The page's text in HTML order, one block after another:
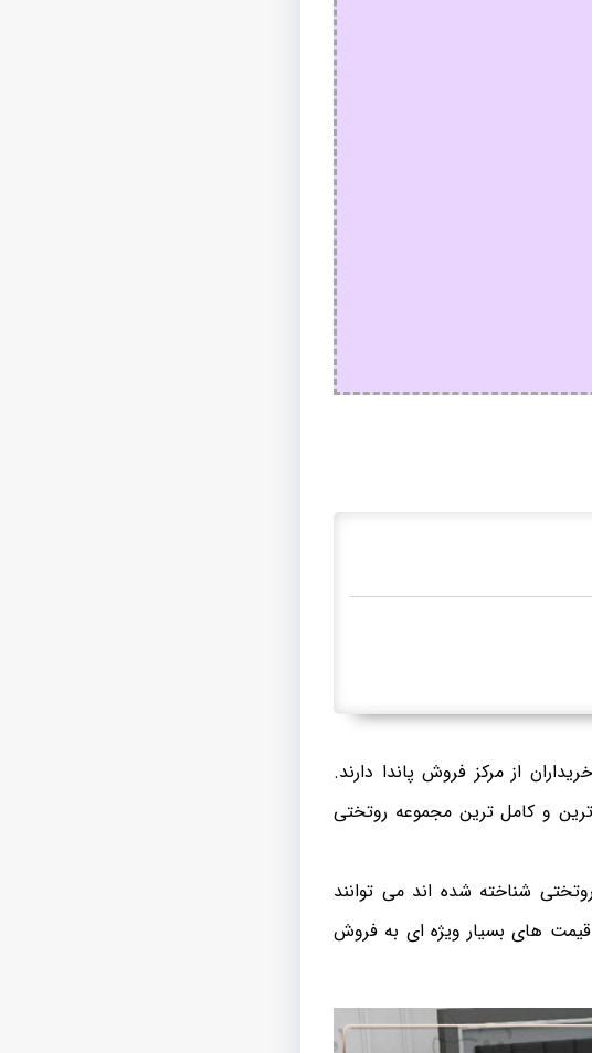
از مرکز فروش پاندا دارند.
و کامل ترین مجموعه روتختی
شناخته شده اند می توانند
قیمت های بسیار ویژه ای به فروش